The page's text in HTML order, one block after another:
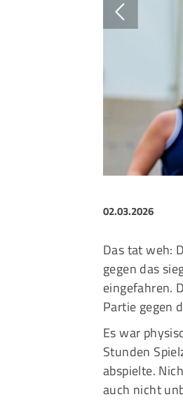
02.03.2026
Das tat weh:
gegen das
eingefahren.
Partie gegen
Es war
Stunden
abspielte.
auch nicht
Unser
Sportsuche
Ausfälle
Deutsches